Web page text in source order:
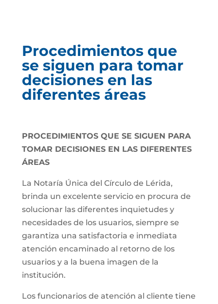
Procedimientos que
se siguen para tomar
decisiones en las
diferentes áreas
PROCEDIMIENTOS QUE SE SIGUEN PARA
TOMAR DECISIONES EN LAS DIFERENTES
ÁREAS
La Notaría Única del Círculo de Lérida,
brinda un excelente servicio en procura de
solucionar las diferentes inquietudes y
necesidades de los usuarios, siempre se
garantiza una satisfactoria e inmediata
atención encaminado al retorno de los
usuarios y a la buena imagen de la
institución.
Los funcionarios de atención al cliente tiene